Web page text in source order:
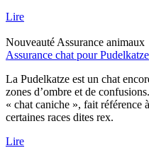
Lire
NouveautéAssurance animaux
Assurance chat pour Pudelkatze
La Pudelkatze est un chat
zones d’ombre et de
« chat caniche », fait référence
certaines races dites rex.
Lire